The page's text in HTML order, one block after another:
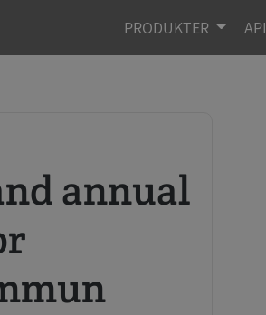
PRODUKTER API